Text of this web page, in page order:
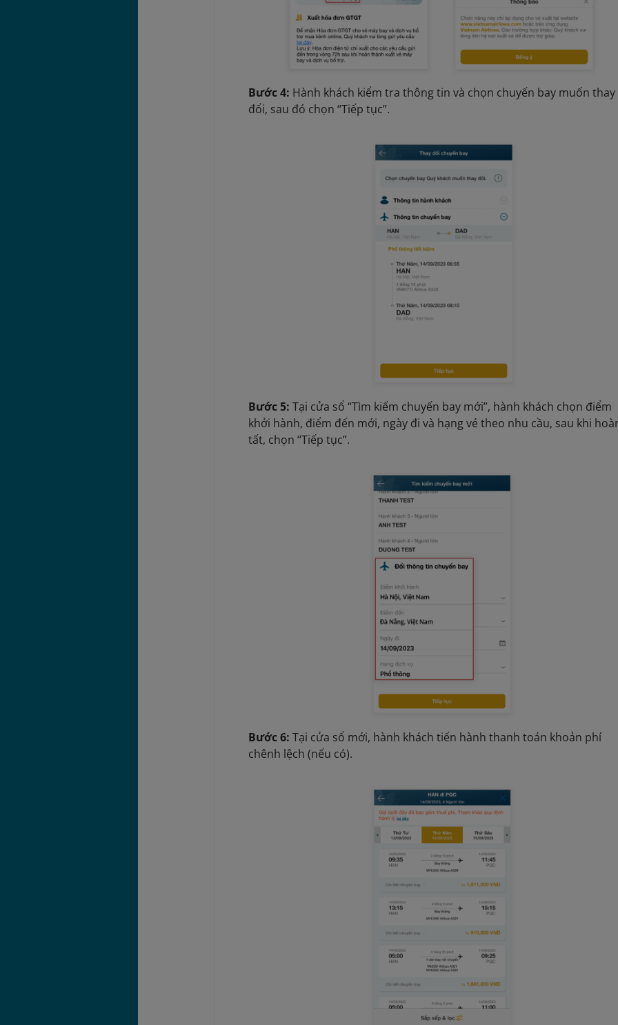
Bước 4: Hành khách kiểm tra thông tin và chọn chuyến bay muốn thay
đổi, sau đó chọn “Tiếp tục”.
Bước 5:Tại cửa sổ “Tìm kiếm chuyến bay mới”, hành khách chọn điểm
khởi hành, điểm đến mới, ngày đi và hạng vé theo nhu cầu, sau khi
tất, chọn “Tiếp tục”.
Bước 6:Tại cửa sổ mới, hành khách tiến hành thanh toán khoản phí
chênh lệch (nếu có).